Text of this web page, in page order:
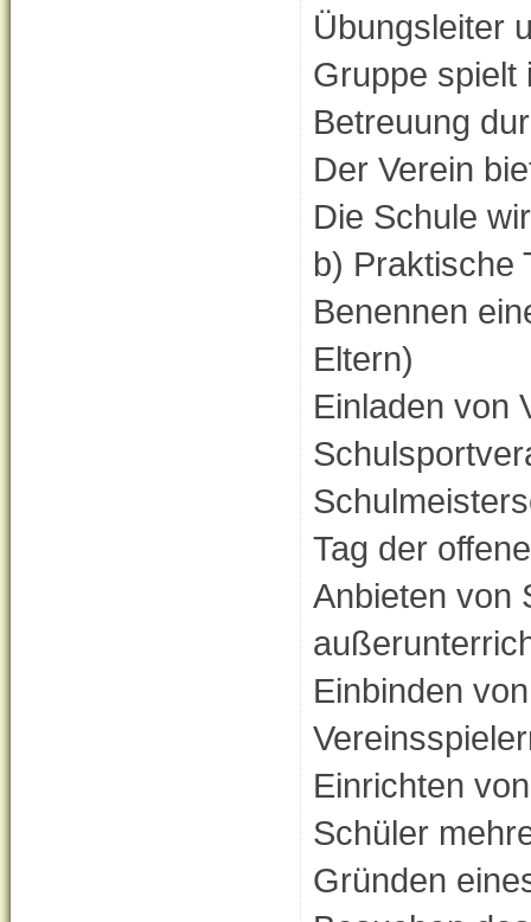
Übungsleiter
Gruppe spielt
Betreuung
Der Verein
Die Schule
b) Praktische
Benennen
Eltern)
Einladen von
Tag der
Anbieten von
Einbinden
Einrichten
Schüler
Gründen